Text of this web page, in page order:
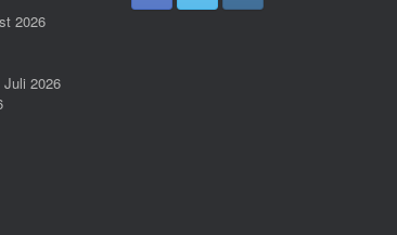
2026
Juli 2026